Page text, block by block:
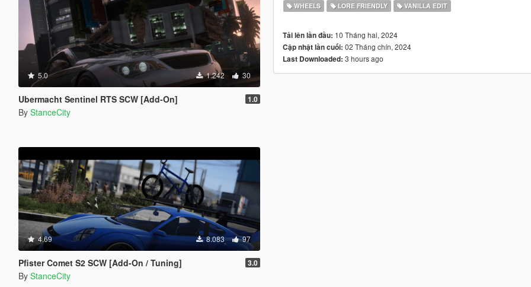
5.0 1.242 30
Ubermacht Sentinel RTS SCW [Add-On] 1.0
By StanceCity
4.69 8.083 97
Pfister Comet S2 SCW [Add-On / Tuning] 3.0
By StanceCity
WHEELS LORE FRIENDLY VANILLA EDIT
Tải lên lần đầu: 10 Tháng hai, 2024
Cập nhật lần cuối: 02 Tháng chín, 2024
Last Downloaded: 3 hours ago